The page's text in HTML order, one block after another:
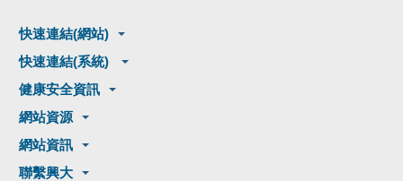
快速連結(網站)
快速連結(系統)
健康安全資訊
網站資源
網站資訊
聯繫興大